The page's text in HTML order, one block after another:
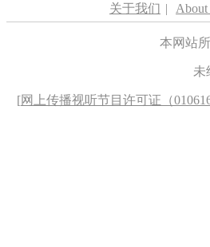
关于我们 | About
本网站
未
[网上传播视听节目许可证（